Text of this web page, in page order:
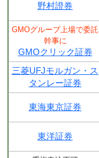
野村證券
GMOグループ上場で委託
幹事に
GMOクリック証券
三菱UFJモルガン・ス
タンレー証券
東海東京証券
東洋証券